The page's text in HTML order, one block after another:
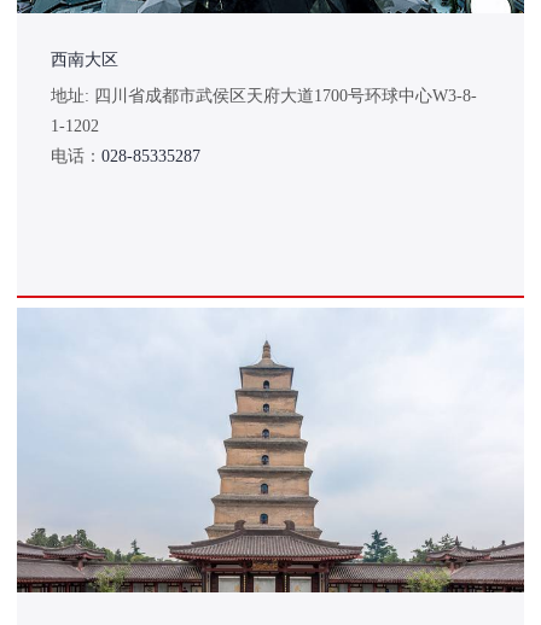
西南大区
地址: 四川省成都市武侯区天府大道1700号环球中心W3-8-
1-1202
电话： 028-85335287